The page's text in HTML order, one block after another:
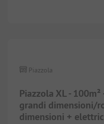
Piazzola XL -
grandi dimensioni/
dimensioni +
Piazzola